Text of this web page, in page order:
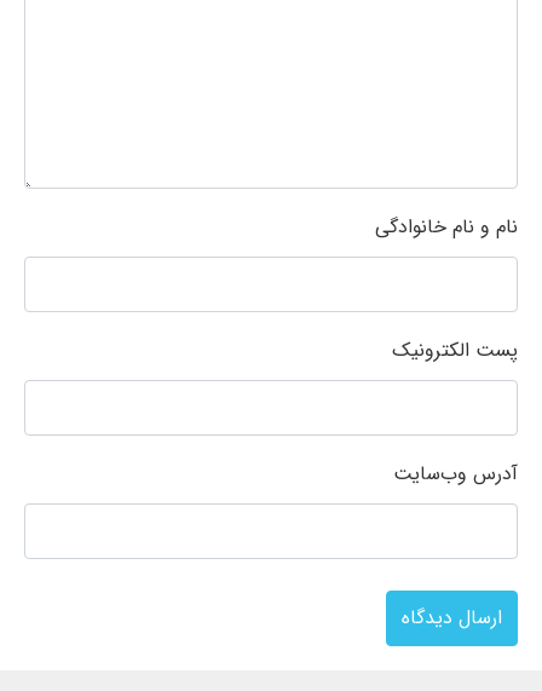
نام و نام خانوادگی
پست الکترونیک
آدرس وب‌سایت
ارسال دیدگاه